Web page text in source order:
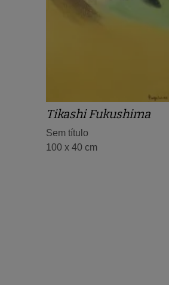
Tikashi Fukushima
Sem título
100 x 40 cm